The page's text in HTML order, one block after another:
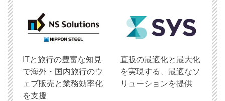
ITと旅行の豊富な知見
で海外・国内旅行のウ
ェブ販売と業務効率化
を支援
直販の最適化と最大化
を実現する、最適なソ
リューションを提供